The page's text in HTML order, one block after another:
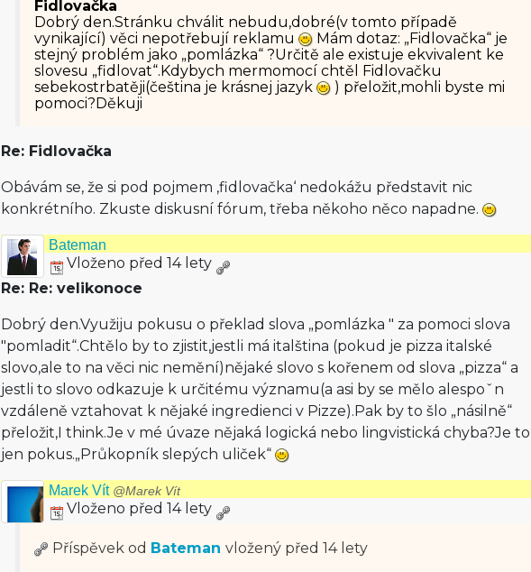
Fidlovačka
Dobrý den.Stránku chválit nebudu,dobré(v tom­to případě
vynikající) věci nepotřebují reklamu
Mám dotaz: „Fidlovačka“ je
stejný problém jako „pomlázka“ ?Určitě ale existuje ekvivalent ke
slovesu „fidlovat“.Kdybych mermomocí chtěl Fidlovačku
sebekostrbatě­ji(čeština je krásnej jazyk
) přeložit,mohli byste mi
pomoci?Děkuji
Re: Fidlovačka
Obávám se, že si pod pojmem ‚fidlovačka‘ nedokážu představit nic
konkrétního. Zkuste diskusní fórum, třeba někoho něco napadne.
Bateman
Vloženo před 14 lety
Re: Re: velikonoce
Dobrý den.Využiju pokusu o překlad slova „pomlázka " za pomoci slova
"pomladit“.Chtělo by to zjistit,jestli má italština (pokud je pizza italské
slovo,ale to na věci nic nemění)nějaké slovo s kořenem od slova „pizza“ a
jestli to slovo odkazuje k určitému významu(a asi by se mělo alespoˇn
vzdáleně vztahovat k nějaké ingredienci v Pizze).Pak by to šlo „násilně“
přeložit,I think.Je v mé úvaze nějaká logická nebo lingvistická chyba?Je to
jen pokus.„Průkopník slepých uliček“
Marek Vít @Marek Vít
Vloženo před 14 lety
Příspěvek od Bateman vložený před 14 lety